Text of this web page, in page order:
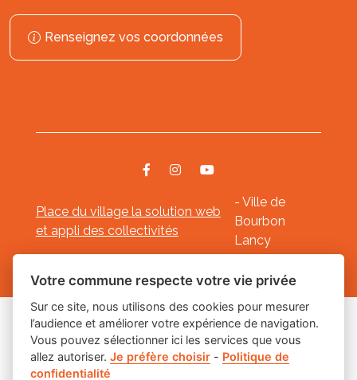
Renseignez vos coordonnées
Place du village la solution web
et appli des collectivités
- Ville de
Bourbon
Lancy
Mentions légales-- Gestion des cookies
Les labels
Votre commune respecte votre vie privée
Sur ce site, nous utilisons des cookies pour mesurer
l’audience et améliorer votre expérience de navigation.
Vous pouvez sélectionner ici les services que vous
allez autoriser.Je préfère choisir - Politique de
confidentialité